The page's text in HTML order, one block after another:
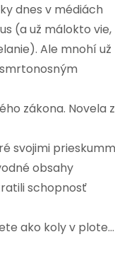
dnes v médiách
(a už málokto vie,
Ale mnohí už
zákona. Novela z
svojimi
obsahy
schopnosť
ako koly v plote…